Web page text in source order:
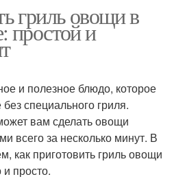
гриль овощи в
простой и
и полезное блюдо, которое
специального гриля.
вам сделать овощи
всего за несколько минут. В
как приготовить гриль овощи
просто.